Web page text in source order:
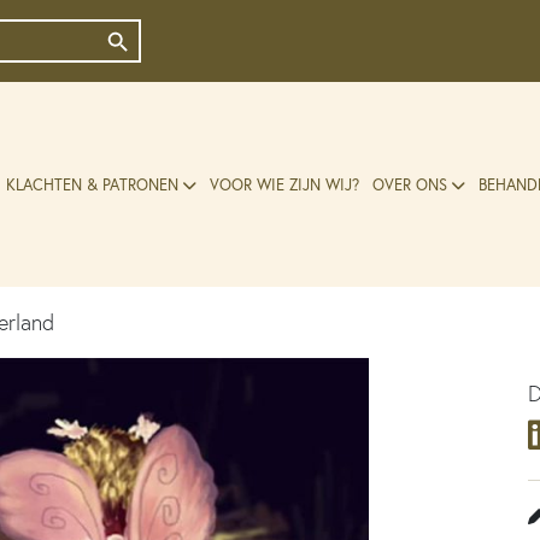
Zoekknop
KLACHTEN & PATRONEN VOOR WIE ZIJN WIJ? OVER ONS